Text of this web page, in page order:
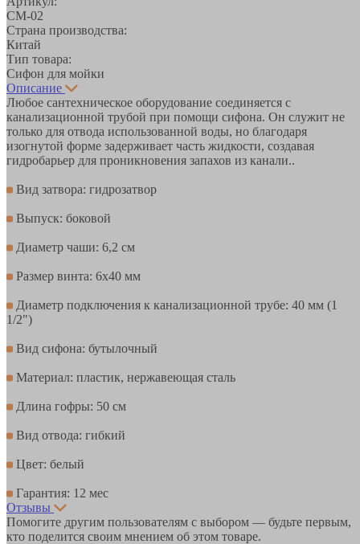
СМ-02
Страна производства:
Китай
Тип товара:
Сифон для мойки
Описание
Любое сантехническое оборудование соединяется с
канализационной трубой при помощи сифона. Он служит не
только для отвода использованной воды, но благодаря
изогнутой форме задерживает часть жидкости, создавая
гидробарьер для проникновения запахов из канали..
Вид затвора: гидрозатвор
Выпуск: боковой
Диаметр чаши: 6,2 см
Размер винта: 6х40 мм
Диаметр подключения к канализационной трубе: 40 мм (1
1/2")
Вид сифона: бутылочный
Материал: пластик, нержавеющая сталь
Длина гофры: 50 см
Вид отвода: гибкий
Цвет: белый
Гарантия: 12 мес
Отзывы
Помогите другим пользователям с выбором — будьте первым,
кто поделится своим мнением об этом товаре.